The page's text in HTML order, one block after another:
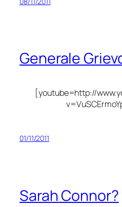
Generale
[youtube=http://
01/11/2011
Sarah Connor?